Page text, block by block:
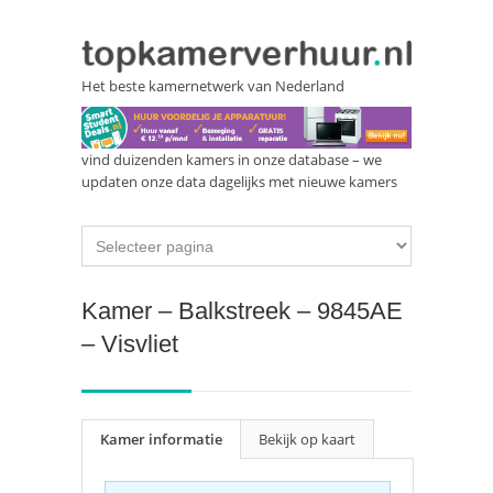
Het beste kamernetwerk van Nederland
vind duizenden kamers in onze database – we
updaten onze data dagelijks met nieuwe kamers
Kamer – Balkstreek – 9845AE
– Visvliet
Kamer informatie Bekijk op kaart